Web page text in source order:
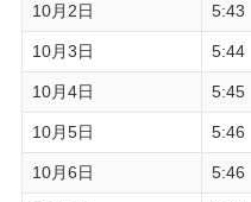
10月2日 5:43
10月3日 5:44
10月4日 5:45
10月5日 5:46
10月6日 5:46